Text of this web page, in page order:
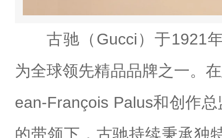
古驰（Gucci）于1921
为全球领先精品品牌之一。
ean-François Palus和创作
的带领下，古驰持续秉承独